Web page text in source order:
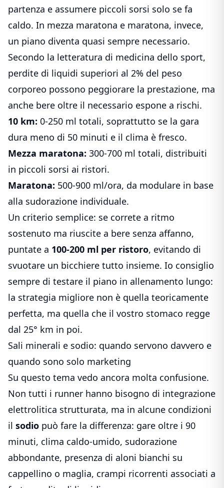
partenza e assumere piccoli sorsi solo se fa
caldo. In mezza maratona e maratona, invece,
un piano diventa quasi sempre necessario.
Secondo la letteratura di medicina dello sport,
perdite di liquidi superiori al 2% del peso
corporeo possono peggiorare la prestazione, ma
anche bere oltre il necessario espone a rischi.
10 km: 0-250 ml totali, soprattutto se la gara
dura meno di 50 minuti e il clima è fresco.
Mezza maratona: 300-700 ml totali, distribuiti
in piccoli sorsi ai ristori.
Maratona: 500-900 ml/ora, da modulare in base
alla sudorazione individuale.
Un criterio semplice: se correte a ritmo
sostenuto ma riuscite a bere senza affanno,
puntate a 100-200 ml per ristoro, evitando di
svuotare un bicchiere tutto insieme. Io consiglio
sempre di testare il piano in allenamento lungo:
la strategia migliore non è quella teoricamente
perfetta, ma quella che il vostro stomaco regge
dal 25° km in poi.
Sali minerali e sodio: quando servono davvero e
quando sono solo marketing
Su questo tema vedo ancora molta confusione.
Non tutti i runner hanno bisogno di integrazione
elettrolitica strutturata, ma in alcune condizioni
il sodio può fare la differenza: gare oltre i 90
minuti, clima caldo-umido, sudorazione
abbondante, presenza di aloni bianchi su
cappellino o maglia, crampi ricorrenti associati a